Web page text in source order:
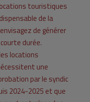
touristiques
de la
de générer
durée.
locations
une
par le syndic
2024-2025 et que